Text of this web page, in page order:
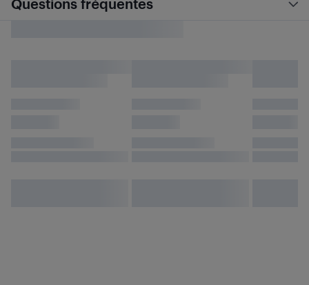
Questions fréquentes